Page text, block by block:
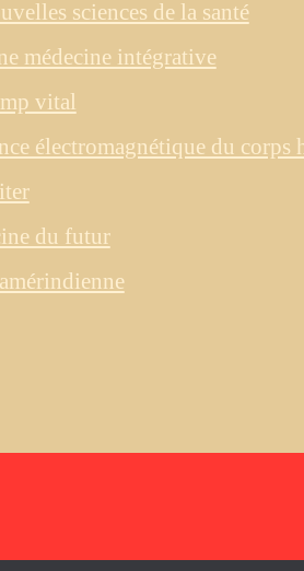
sciences de la santé
médecine intégrative
vital
électromagnétique du corps
du futur